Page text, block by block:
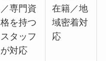
／専門資
格を持つ
スタッフ
が対応
在籍／地
域密着対
応